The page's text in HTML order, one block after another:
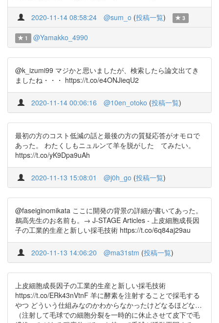
2020-11-14 08:58:24 @sum_o (投稿一覧) 3
1 @Yamakko_4990
@k_izumi99 マジかと思いましたが、検索したら論文出てき
ましたね・・・ https://t.co/e4ONJieqU2
2020-11-14 00:06:16 @10en_otoko (投稿一覧)
最初の方のコスト低減の話と最後の方の質疑応答がオモロで
あった。 わたくしもニュルンて羊を脱がした てみたい。
https://t.co/yK9Dpa9uAh
2020-11-13 15:08:01 @j0h_go (投稿一覧)
@faseiginomikata ここに開発の背景の詳細が書いてあった。
鵜高先生のお名前も。→ J-STAGE Articles - 上皮細胞成長因
子の工業的生産と新しい採毛技術 https://t.co/6q84aj29au
2020-11-13 14:06:20 @ma31stm (投稿一覧)
上皮細胞成長因子の工業的生産と新しい採毛技術
https://t.co/ERk43nVtnF 羊に酵素を注射することで採毛する
やつ どういう仕組みなのかわからなかったけどなるほどな…
（注射して毛球での細胞分裂を一時的に休止させて皮下で毛